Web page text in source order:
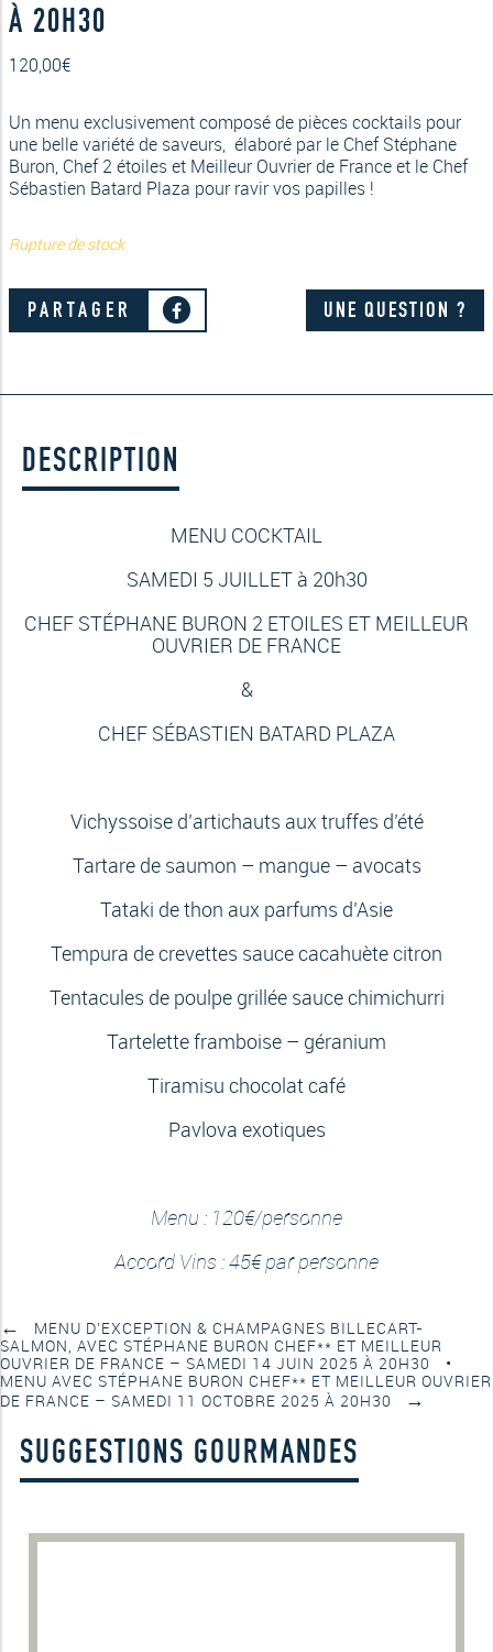
À 20H30
120,00€
Un menu exclusivement composé de pièces cocktails pour
une belle variété de saveurs, élaboré par le Chef Stéphane
Buron, Chef 2 étoiles et Meilleur Ouvrier de France et le Chef
Sébastien Batard Plaza pour ravir vos papilles !
Rupture de stock
PARTAGER UNE QUESTION ?
DESCRIPTION
MENU COCKTAIL
SAMEDI 5 JUILLET à 20h30
CHEF STÉPHANE BURON 2 ETOILES ET MEILLEUR
OUVRIER DE FRANCE
&
CHEF SÉBASTIEN BATARD PLAZA
Vichyssoise d’artichauts aux truffes d’été
Tartare de saumon – mangue – avocats
Tataki de thon aux parfums d’Asie
Tempura de crevettes sauce cacahuète citron
Tentacules de poulpe grillée sauce chimichurri
Tartelette framboise – géranium
Tiramisu chocolat café
Pavlova exotiques
Menu : 120€/personne
Accord Vins : 45€ par personne
MENU AVEC STÉPHANE BURON CHEF** ET MEILLEUR OUVRIER
DE FRANCE – SAMEDI 11 OCTOBRE 2025 À 20H30
→
←
MENU D’EXCEPTION & CHAMPAGNES BILLECART-
SALMON, AVEC STÉPHANE BURON CHEF** ET MEILLEUR
OUVRIER DE FRANCE – SAMEDI 14 JUIN 2025 À 20H30
SUGGESTIONS GOURMANDES